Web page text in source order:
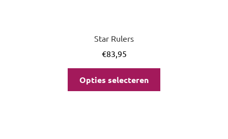
Star Rulers
€83,95
Opties selecteren